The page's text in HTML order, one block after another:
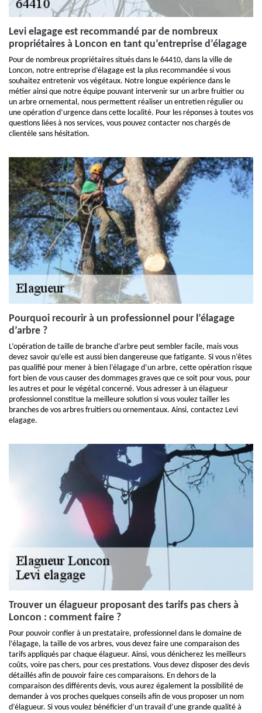
Levi elagage est recommandé par de nombreux
propriétaires à Loncon en tant qu’entreprise d’élagage
Pour de nombreux propriétaires situés dans le 64410, dans la ville de
Loncon, notre entreprise d’élagage est la plus recommandée si vous
souhaitez entretenir vos végétaux. Notre longue expérience dans le
métier ainsi que notre équipe pouvant intervenir sur un arbre fruitier ou
un arbre ornemental, nous permettent réaliser un entretien régulier ou
une opération d’urgence dans cette localité. Pour les réponses à toutes vos
questions liées à nos services, vous pouvez contacter nos chargés de
clientèle sans hésitation.
Pourquoi recourir à un professionnel pour l’élagage
d’arbre ?
L’opération de taille de branche d’arbre peut sembler facile, mais vous
devez savoir qu’elle est aussi bien dangereuse que fatigante. Si vous n’êtes
pas qualifié pour mener à bien l’élagage d’un arbre, cette opération risque
fort bien de vous causer des dommages graves que ce soit pour vous, pour
les autres et pour le végétal concerné. Vous adresser à un élagueur
professionnel constitue la meilleure solution si vous voulez tailler les
branches de vos arbres fruitiers ou ornementaux. Ainsi, contactez Levi
elagage.
Trouver un élagueur proposant des tarifs pas chers à
Loncon : comment faire ?
Pour pouvoir confier à un prestataire, professionnel dans le domaine de
l’élagage, la taille de vos arbres, vous devez faire une comparaison des
tarifs appliqués par chaque élagueur. Ainsi, vous dénicherez les meilleurs
coûts, voire pas chers, pour ces prestations. Vous devez disposer des devis
détaillés afin de pouvoir faire ces comparaisons. En dehors de la
comparaison des différents devis, vous aurez également la possibilité de
demander à vos proches quelques conseils afin de vous proposer un nom
d’élagueur. Si vous voulez bénéficier d’un travail d’une grande qualité à